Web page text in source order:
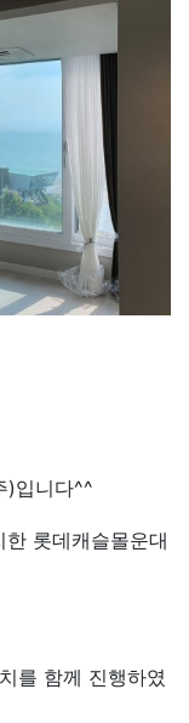
)입니다^^
롯데캐슬몰운대
를 함께 진행하였